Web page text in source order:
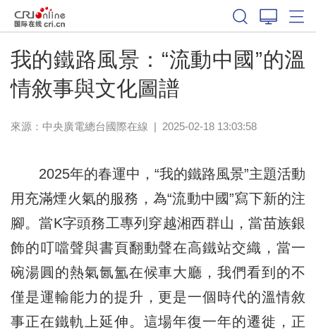
我的鐵路風景：“流動中國”的溫
情敘事與文化圖譜
來源：中央廣電總台國際在線 | 2025-02-18 13:03:58
2025年的春運中，“我的鐵路風景”主題活動
用充滿煙火氣的服務，為“流動中國”寫下新的注
腳。當K字頭務工專列穿越湘西群山，當苗族銀
飾的叮噹聲與書頁翻動聲在高鐵站交織，當一
碗湯圓的熱氣氤氳在候車大廳，我們看到的不
僅是運輸能力的提升，更是一個時代的溫情敘
事正在鐵軌上延伸。這場年復一年的遷徙，正